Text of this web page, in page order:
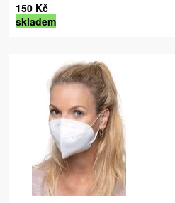
150 Kč
skladem